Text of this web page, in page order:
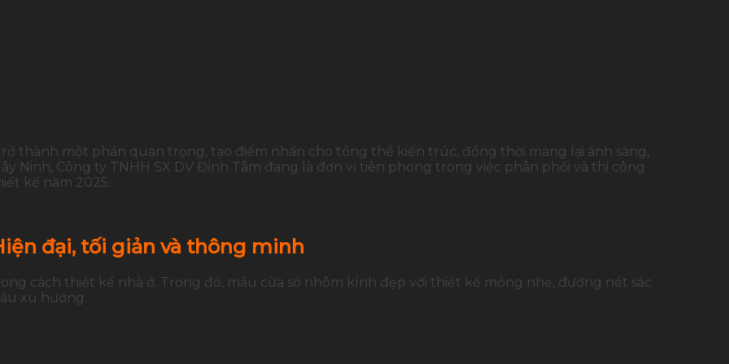
thành một phần quan trọng, tạo điểm nhấn cho tổng thể kiến trúc, đồng thời mang lại ánh sáng,
Ninh, Công ty TNHH SX DV Đỉnh Tâm đang là đơn vị tiên phong trong việc phân phối và thi công
kế năm 2025.
đại, tối giản và thông minh
cách thiết kế nhà ở. Trong đó, mẫu cửa sổ nhôm kính đẹp với thiết kế mỏng nhẹ, đường nét sắc
xu hướng.